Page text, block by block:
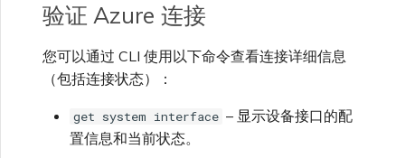
验证 Azure 连接
您可以通过 CLI 使用以下命令查看连接详细信息
（包括连接状态）：
get system interface – 显示设备接口的配
置信息和当前状态。